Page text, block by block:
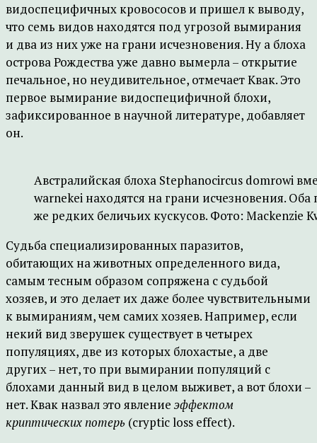
видоспецифичных кровососов и пришел к выводу,
что семь видов находятся под угрозой вымирания
и два из них уже на грани исчезновения. Ну а блоха
острова Рождества уже давно вымерла – открытие
печальное, но неудивительное, отмечает Квак. Это
первое вымирание видоспецифичной блохи,
зафиксированное в научной литературе, добавляет
он.
Австралийская блоха Stephanocircus domrowi
warnekei находятся на грани исчезновения. Оба
же редких беличьих кускусов. Фото: Mackenzie
Судьба специализированных паразитов,
обитающих на животных определенного вида,
самым тесным образом сопряжена с судьбой
хозяев, и это делает их даже более чувствительными
к вымираниям, чем самих хозяев. Например, если
некий вид зверушек существует в четырех
популяциях, две из которых блохастые, а две
других – нет, то при вымирании популяций с
блохами данный вид в целом выживет, а вот блохи –
нет. Квак назвал это явление эффектом
криптических потерь (cryptic loss effect).